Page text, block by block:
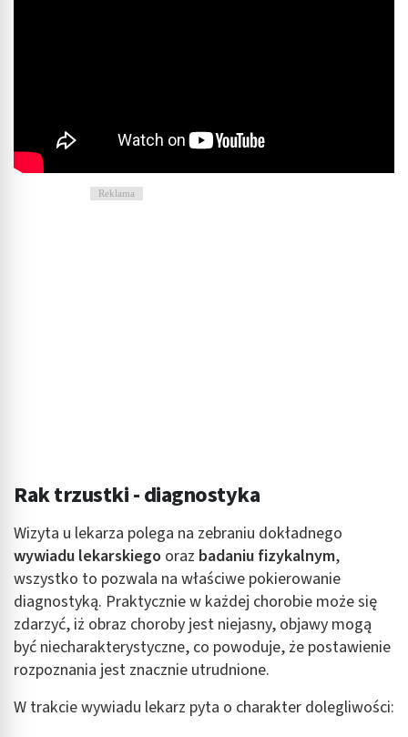
Reklama
Rak trzustki - diagnostyka
Wizyta u lekarza polega na zebraniu dokładnego
wywiadu lekarskiego oraz badaniu fizykalnym,
wszystko to pozwala na właściwe pokierowanie
diagnostyką. Praktycznie w każdej chorobie może się
zdarzyć, iż obraz choroby jest niejasny, objawy mogą
być niecharakterystyczne, co powoduje, że postawienie
rozpoznania jest znacznie utrudnione.
W trakcie wywiadu lekarz pyta o charakter dolegliwości: